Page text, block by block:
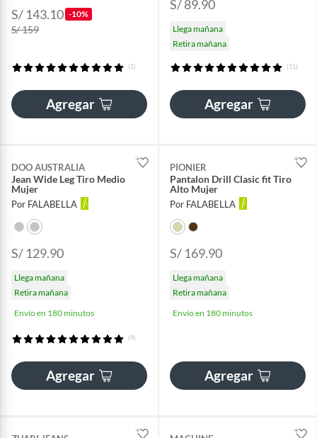
S/ 143.10 -10%
S/ 159
(1)
Agregar
S/ 89.90
Llega mañana
Retira mañana
(11)
Agregar
DOO AUSTRALIA
Jean Wide Leg Tiro Medio
Mujer
Por FALABELLA
S/ 129.90
Llega mañana
Retira mañana
Envío en 180 minutos
(9)
Agregar
PIONIER
Pantalon Drill Clasic fit Tiro
Alto Mujer
Por FALABELLA
S/ 169.90
Llega mañana
Retira mañana
Envío en 180 minutos
Agregar